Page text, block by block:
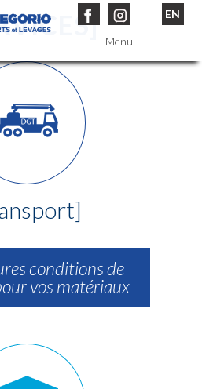
EN
Menu
conditions de
vos matériaux